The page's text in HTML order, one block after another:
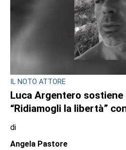
IL NOTO ATTORE
Luca Argentero sostiene
“Ridiamogli la libertà”